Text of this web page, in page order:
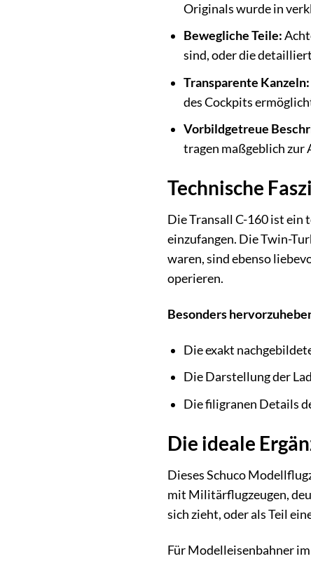
Originals wurde in
Bewegliche Teile:
sind, oder die
Transparente Kanzeln:
des Cockpits
Vorbildgetreue
tragen maßgeblich
Technische
Die Transall C-160 ist ein
einzufangen. Die Twin-
waren, sind ebenso
operieren.
Besonders
Die exakt
Die Darstellung der
Die filigranen Details
Die ideale
Dieses Schuco
mit Militärflugzeugen,
sich zieht, oder als Teil
Für Modelleisenbahner